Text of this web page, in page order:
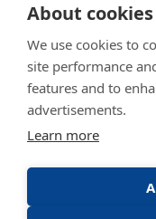
About
We use cookies to
site performance
features and to
advertisements.
Learn more